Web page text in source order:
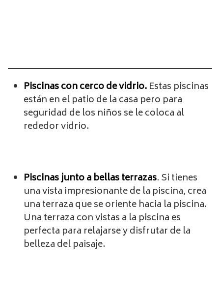
Piscinas con cerco de vidrio.Estas piscinas
están en el patio de la casa pero para
seguridad de los niños se le coloca al
rededor vidrio.
Piscinas junto a bellas terrazas. Si tienes
una vista impresionante de la piscina, crea
una terraza que se oriente hacia la piscina.
Una terraza con vistas a la piscina es
perfecta para relajarse y disfrutar de la
belleza del paisaje.